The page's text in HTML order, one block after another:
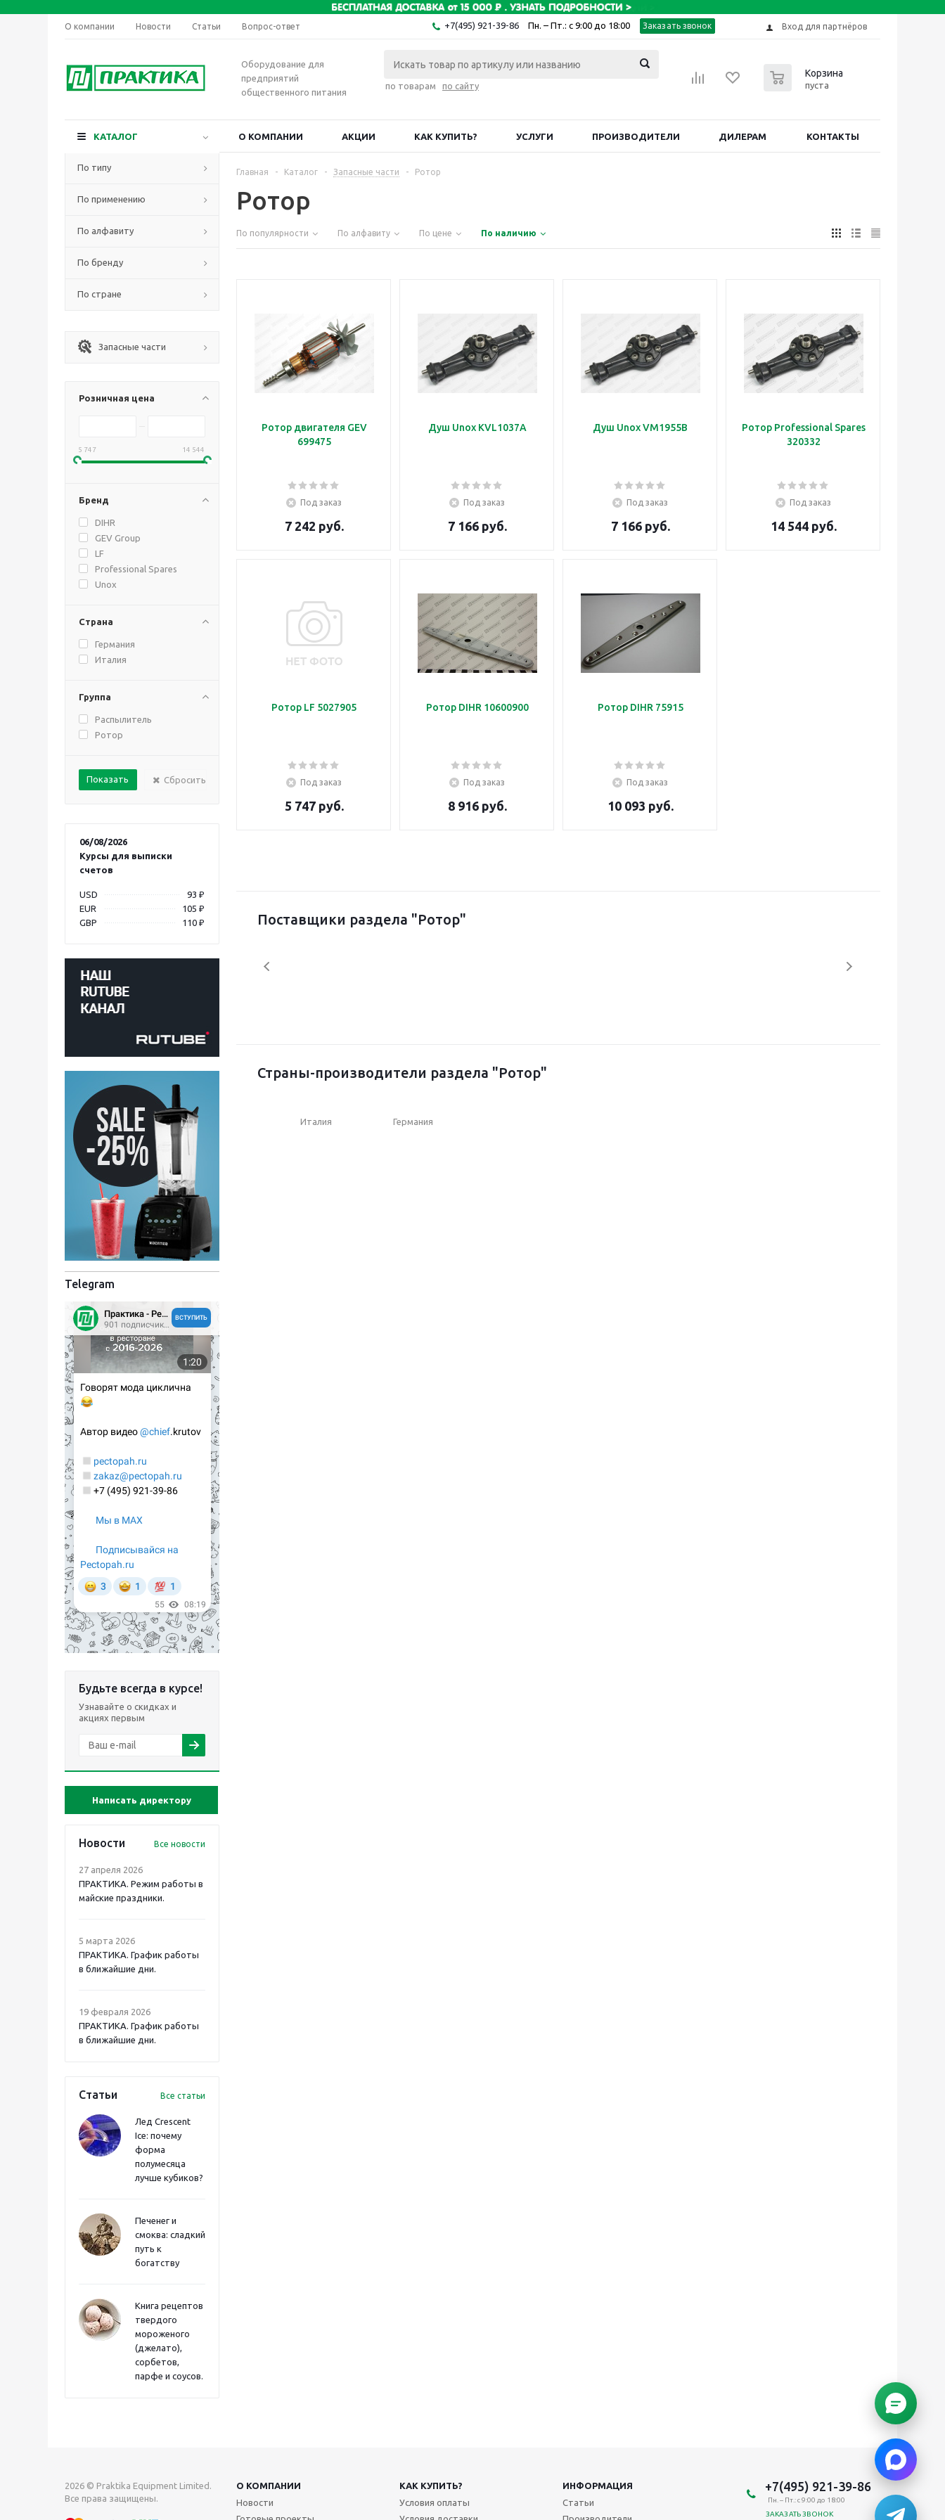
О компании Новости Статьи Вопрос-ответ +7(495) 921-39-86 Пн. – Пт.: с 9:00 до 18:00 Заказать звонок Вход для партнёров
Оборудование для
предприятий
общественного питания
по товарам по сайту
Корзина
пуста
КАТАЛОГ О КОМПАНИИ АКЦИИ КАК КУПИТЬ? УСЛУГИ ПРОИЗВОДИТЕЛИ ДИЛЕРАМ КОНТАКТЫ
По типу
По применению
По алфавиту
По бренду
По стране
Запасные части
Розничная цена
5 747 14 544
Бренд
DIHR
GEV Group
LF
Professional Spares
Unox
Страна
Германия
Италия
Группа
Распылитель
Ротор
Сбросить
06/08/2026
Курсы для выписки
счетов
USD
93 ₽
EUR
105 ₽
GBP
110 ₽
Telegram
Будьте всегда в курсе!
Узнавайте о скидках и
акциях первым
Написать директору
Новости Все новости
27 апреля 2026
ПРАКТИКА. Режим работы в
майские праздники.
5 марта 2026
ПРАКТИКА. График работы
в ближайшие дни.
19 февраля 2026
ПРАКТИКА. График работы
в ближайшие дни.
Статьи Все статьи
Лед Crescent
Ice: почему
форма
полумесяца
лучше кубиков?
Печенег и
смоква: сладкий
путь к
богатству
Книга рецептов
твердого
мороженого
(джелато),
сорбетов,
парфе и соусов.
Главная - Каталог - Запасные части - Ротор
Ротор
По популярности По алфавиту По цене По наличию
Ротор двигателя GEV
699475
Под заказ
7 242 руб.
Душ Unox KVL1037A
Под заказ
7 166 руб.
Душ Unox VM1955B
Под заказ
7 166 руб.
Ротор Professional Spares
320332
Под заказ
14 544 руб.
Ротор LF 5027905
Под заказ
5 747 руб.
Ротор DIHR 10600900
Под заказ
8 916 руб.
Ротор DIHR 75915
Под заказ
10 093 руб.
Поставщики раздела "Ротор"
Страны-производители раздела "Ротор"
Италия Германия
2026 © Praktika Equipment Limited.
Все права защищены.
О КОМПАНИИ КАК КУПИТЬ?
ИНФОРМАЦИЯ
Новости
Условия оплаты
Статьи
+7(495) 921-39-86
Пн. – Пт.: с 9:00 до 18:00
ЗАКАЗАТЬ ЗВОНОК